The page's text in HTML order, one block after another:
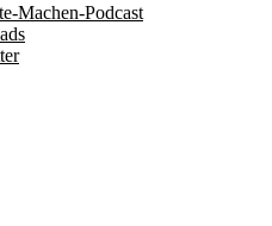
Machen-Podcast